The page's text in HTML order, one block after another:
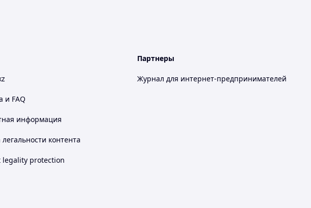
и FAQ
информация
контента
legality protection
Партнеры
Журнал для интернет-предпринимателей